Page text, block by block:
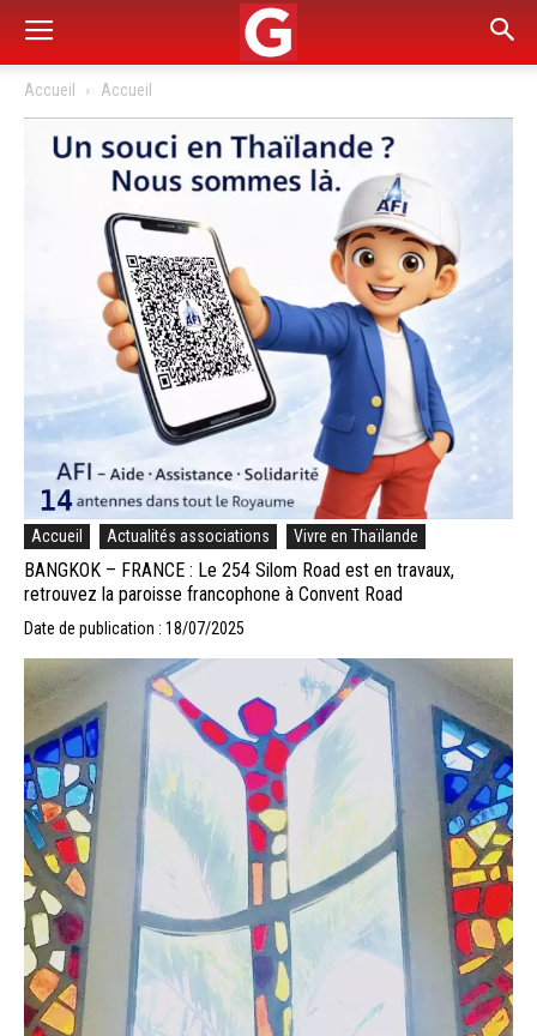
Accueil Accueil
Accueil Actualités associations Vivre en Thaïlande
BANGKOK – FRANCE : Le 254 Silom Road est en travaux,
retrouvez la paroisse francophone à Convent Road
Date de publication : 18/07/2025